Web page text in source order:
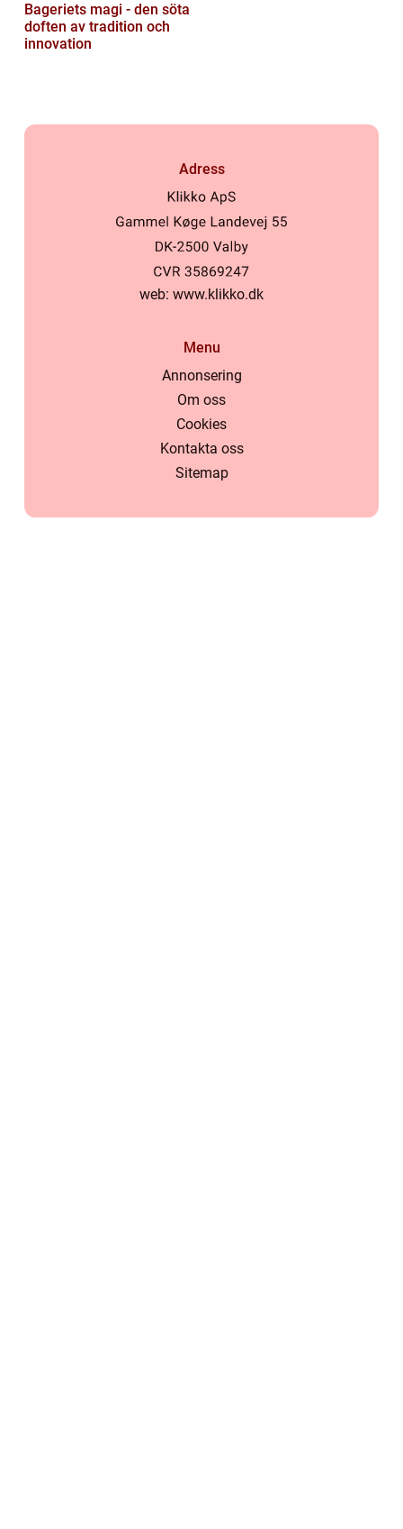
Bageriets magi - den söta
doften av tradition och
innovation
Adress
web: www.klikko.dk
Menu
Annonsering
Om oss
Cookies
Kontakta oss
Sitemap